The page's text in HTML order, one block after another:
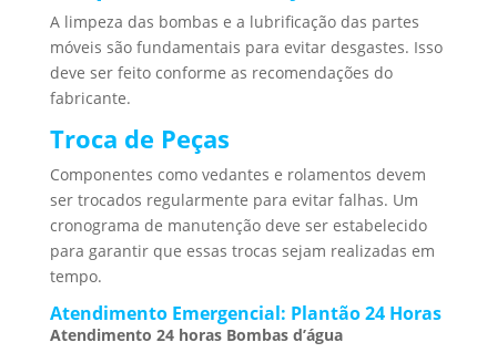
A limpeza das bombas e a lubrificação das partes
móveis são fundamentais para evitar desgastes. Isso
deve ser feito conforme as recomendações do
fabricante.
Troca de Peças
Componentes como vedantes e rolamentos devem
ser trocados regularmente para evitar falhas. Um
cronograma de manutenção deve ser estabelecido
para garantir que essas trocas sejam realizadas em
tempo.
Atendimento Emergencial: Plantão 24 Horas
Atendimento 24 horas Bombas d’água